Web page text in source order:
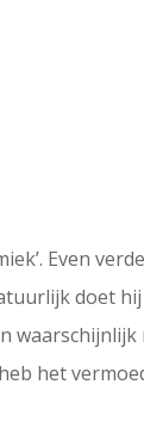
Even
doet
het